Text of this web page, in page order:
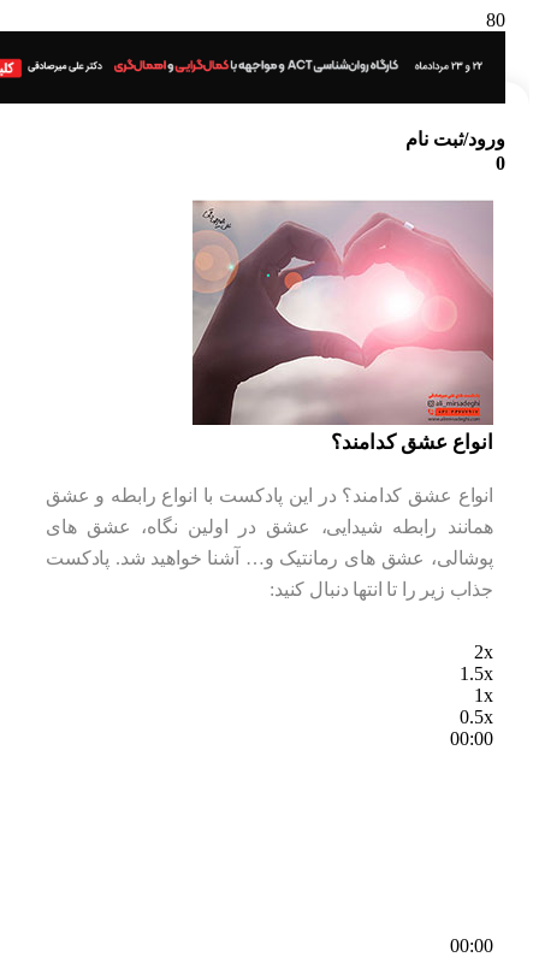
ورود/ثبت نام
انواع عشق کدامند؟
انواع عشق کدامند؟ در این پادکست با انواع رابطه و عشق
همانند رابطه شیدایی، عشق در اولین نگاه، عشق های
پوشالی، عشق های رمانتیک و… آشنا خواهید شد. پادکست
جذاب زیر را تا انتها دنبال کنید:
00:00
00:00